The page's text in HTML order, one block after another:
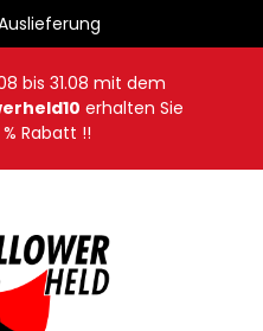
bis 31.08 mit dem
erhalten Sie
Rabatt !!